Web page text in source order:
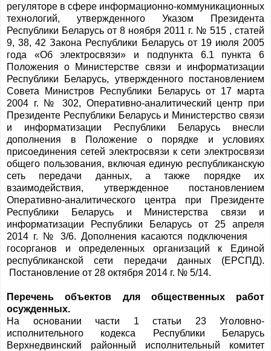
регуляторе в сфере информационно-коммуникационных
технологий, утвержденного Указом Президента
Республики Беларусь от 8 ноября 2011 г. № 515 , статей
9, 38, 42 Закона Республики Беларусь от 19 июля 2005
года «Об электросвязи» и подпункта 6.1 пункта 6
Положения о Министерстве связи и информатизации
Республики Беларусь, утвержденного постановлением
Совета Министров Республики Беларусь от 17 марта
2004 г. № 302, Оперативно-аналитический центр при
Президенте Республики Беларусь и Министерство связи
и информатизации Республики Беларусь внесли
дополнения в Положение о порядке и условиях
присоединения сетей электросвязи к сети электросвязи
общего пользования, включая единую республиканскую
сеть передачи данных, а также порядке их
взаимодействия, утвержденное постановлением
Оперативно-аналитического центра при Президенте
Республики Беларусь и Министерства связи и
информатизации Республики Беларусь от 25 апреля
2014 г. № 3/6. Дополнения касаются подключения
госорганов и определенных организаций к Единой
республиканской сети передачи данных (ЕРСПД).
Постановление от 28 октября 2014 г. № 5/14.
Перечень объектов для общественных работ
осужденных.
На основании части 1 статьи 23 Уголовно-
исполнительного кодекса Республики Беларусь
Верхнедвинский районный исполнительный комитет